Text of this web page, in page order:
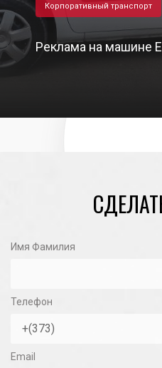
Корпоративный транспорт
Реклама на машине
Имя Фамилия
Телефон
Email